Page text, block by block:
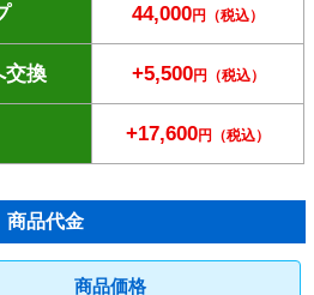
44,000円（税込）
換 +5,500円（税込）
+17,600円（税込）
商品代金
商品価格